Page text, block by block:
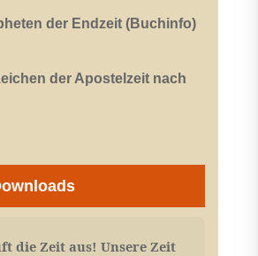
der Endzeit (Buchinfo)
der Apostelzeit nach
die Zeit aus! Unsere Zeit